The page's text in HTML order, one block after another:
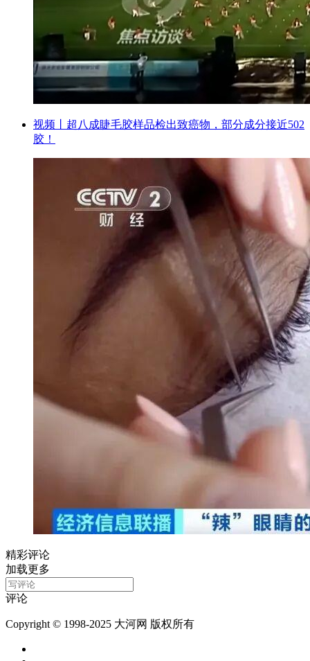
视频丨超八成睫毛胶样品检出致癌物，部分成分接近502
胶！
精彩评论
加载更多
评论
Copyright © 1998-2025 大河网 版权所有